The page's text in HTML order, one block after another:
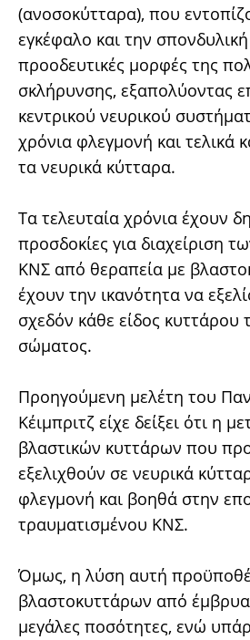
(ανοσοκύτταρα), που
εγκέφαλο και την σπονδυλική
προοδευτικές μορφές της
σκλήρυνσης, εξαπολύοντας
κεντρικού νευρικού
χρόνια φλεγμονή και τελικά
τα νευρικά κύτταρα.
Τα τελευταία χρόνια έχουν
προσδοκίες για διαχείριση
ΚΝΣ από θεραπεία με
έχουν την ικανότητα να
σχεδόν κάθε είδος
σώματος.
Προηγούμενη μελέτη του
Κέιμπριτζ είχε δείξει ότι η
βλαστικών κυττάρων που
εξελιχθούν σε νευρικά
φλεγμονή και βοηθά στην
τραυματισμένου ΚΝΣ.
Όμως, η λύση αυτή
βλαστοκυττάρων από έμβρυα
μεγάλες ποσότητες, ενώ